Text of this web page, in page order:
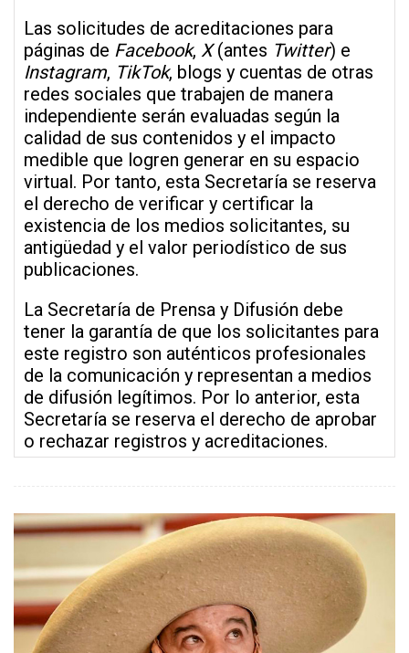
Las solicitudes de acreditaciones para
páginas de Facebook, X(antes Twitter) e
Instagram, TikTok, blogs y cuentas de otras
redes sociales que trabajen de manera
independiente serán evaluadas según la
calidad de sus contenidos y el impacto
medible que logren generar en su espacio
virtual. Por tanto, esta Secretaría se reserva
el derecho de verificar y certificar la
existencia de los medios solicitantes, su
antigüedad y el valor periodístico de sus
publicaciones.
La Secretaría de Prensa y Difusión debe
tener la garantía de que los solicitantes para
este registro son auténticos profesionales
de la comunicación y representan a medios
de difusión legítimos. Por lo anterior, esta
Secretaría se reserva el derecho de aprobar
o rechazar registros y acreditaciones.